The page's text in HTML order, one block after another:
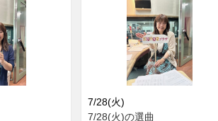
7/28(火)
7/28(火)の選曲